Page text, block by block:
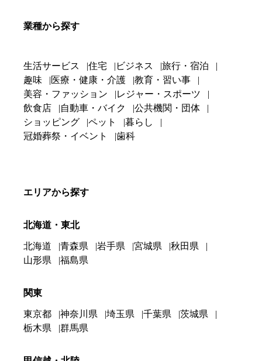
業種から探す
生活サービス 住宅 ビジネス
旅行・宿泊
趣味
医療・健康・介護
教育・習い事
美容・ファッション
レジャー・スポーツ
飲食店
自動車・バイク
公共機関・団体
ショッピング
ペット
暮らし
冠婚葬祭・イベント
歯科
エリアから探す
北海道・東北
北海道 青森県 岩手県 宮城県
秋田県
山形県
福島県
関東
東京都 神奈川県 埼玉県 千葉県
茨城県
栃木県
群馬県